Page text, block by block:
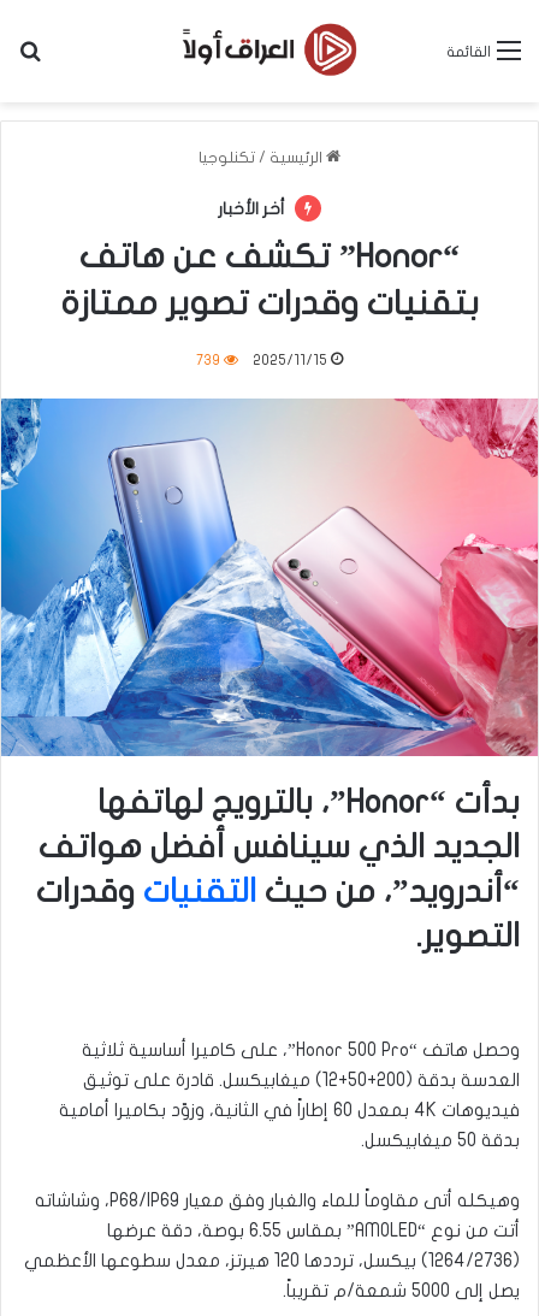
القائمة
الرئيسية / تكنلوجيا
أخر الأخبار
“Honor” تكشف عن هاتف
بتقنيات وقدرات تصوير ممتازة
2025/11/15
739
بدأت “Honor”، بالترويج لهاتفها
الجديد الذي سينافس أفضل هواتف
“أندرويد”، من حيث التقنيات وقدرات
التصوير.
وحصل هاتف “Honor 500 Pro”، على كاميرا أساسية ثلاثية
العدسة بدقة (200+50+12) ميغابيكسل. قادرة على توثيق
فيديوهات 4K بمعدل 60 إطاراً في الثانية، وزوّد بكاميرا أمامية
بدقة 50 ميغابيكسل.
وهيكله أتى مقاوماً للماء والغبار وفق معيار P68/IP69، وشاشاته
أتت من نوع “AMOLED” بمقاس 6.55 بوصة، دقة عرضها
(1264/2736) بيكسل، ترددها 120 هيرتز، معدل سطوعها الأعظمي
يصل إلى 5000 شمعة/م تقريباً.